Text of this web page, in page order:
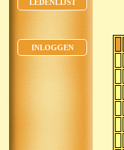
LEDENLIJST
INLOGGEN